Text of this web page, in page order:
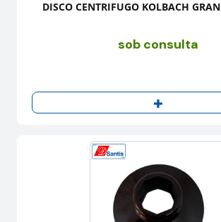
DISCO CENTRIFUGO KOLBACH
sob consulta